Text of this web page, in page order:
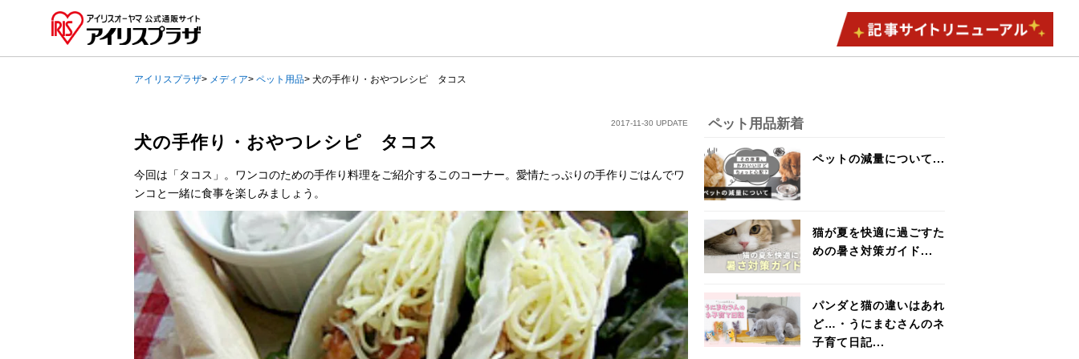
アイリスプラザ> メディア> ペット用品> 犬の手作り・おやつレシピ タコス
2017-11-30 UPDATE
犬の手作り・おやつレシピ タコス
今回は「タコス」。ワンコのための手作り料理をご紹介するこのコーナー。愛情たっぷりの手作りごはんでワ
ンコと一緒に食事を楽しみましょう。
ペット用品新着
ペットの減量について...
猫が夏を快適に過ごすた
めの暑さ対策ガイド...
パンダと猫の違いはあれ
ど…・うにまむさんのネ
子育て日記...